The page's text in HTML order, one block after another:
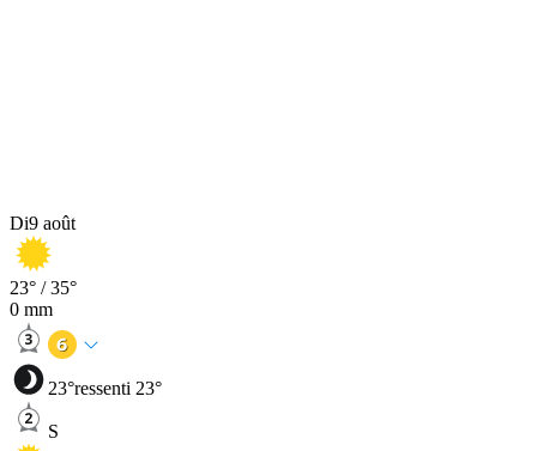
Di9 août
23° /35°
0 mm
23°ressenti 23°
S